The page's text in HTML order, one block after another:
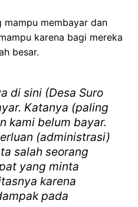
mampu membayar dan
karena bagi mereka
besar.
di sini (Desa Suro
Katanya (paling
kami belum bayar.
(administrasi)
salah seorang
yang minta
karena
pada